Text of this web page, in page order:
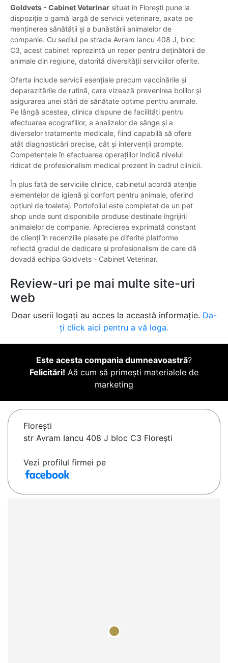
Goldvets - Cabinet Veterinar situat în Florești pune la
dispoziție o gamă largă de servicii veterinare, axate pe
menținerea sănătății și a bunăstării animalelor de
companie. Cu sediul pe strada Avram Iancu 408 J, bloc
C3, acest cabinet reprezintă un reper pentru deținătorii de
animale din regiune, datorită diversității serviciilor oferite.
Oferta include servicii esențiale precum vaccinările și
deparazitările de rutină, care vizează prevenirea bolilor și
asigurarea unei stări de sănătate optime pentru animale.
Pe lângă acestea, clinica dispune de facilități pentru
efectuarea ecografiilor, a analizelor de sânge și a
diverselor tratamente medicale, fiind capabilă să ofere
atât diagnosticări precise, cât și intervenții prompte.
Competențele în efectuarea operațiilor indică nivelul
ridicat de profesionalism medical prezent în cadrul clinicii.
În plus față de serviciile clinice, cabinetul acordă atenție
elementelor de igienă și confort pentru animale, oferind
opțiuni de toaletaj. Portofoliul este completat de un pet
shop unde sunt disponibile produse destinate îngrijirii
animalelor de companie. Aprecierea exprimată constant
de clienți în recenziile plasate pe diferite platforme
reflectă gradul de dedicare și profesionalism de care dă
dovadă echipa Goldvets - Cabinet Veterinar.
Review-uri pe mai multe site-uri
web
Doar userii logați au acces la această informație. Da-
ți click aici pentru a vă loga.
Este acesta compania dumneavoastră?
Felicitări! Aă cum să primești materialele de
marketing
Floreşti
str Avram Iancu 408 J bloc C3 Florești
Vezi profilul firmei pe